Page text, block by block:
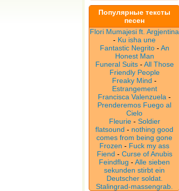
Популярные тексты
песен
Flori Mumajesi ft. Argjentina
- Ku isha une
Fantastic Negrito- An
Honest Man
Funeral Suits- All Those
Friendly People
Freaky Mind -
Estrangement
Francisca Valenzuela -
Prenderemos Fuego al
Cielo
Fleurie- Soldier
flatsound - nothing good
comes from being gone
Frozen - Fuck my ass
Fiend - Curse of Anubis
Feindflug - Alle sieben
sekunden stirbt ein
Deutscher soldat.
Stalingrad-massengrab.